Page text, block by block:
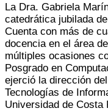
La Dra. Gabriela
catedrática jubilada
Cuenta con más de
docencia en el área
múltiples ocasiones
Posgrado en
ejerció la dirección
Tecnologías de
Universidad de Costa